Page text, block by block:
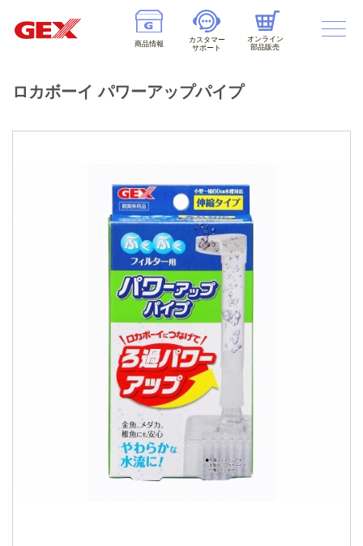
商品情報
カスタマー
サポート
オンライン
部品販売
ロカボーイ パワーアップパイプ